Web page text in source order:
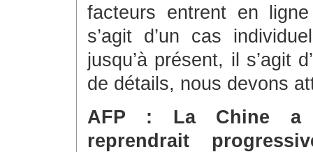
facteurs entrent en
s’agit d’un cas
jusqu’à présent, il s’agit
de détails, nous devons
AFP : La Chine a
reprendrait